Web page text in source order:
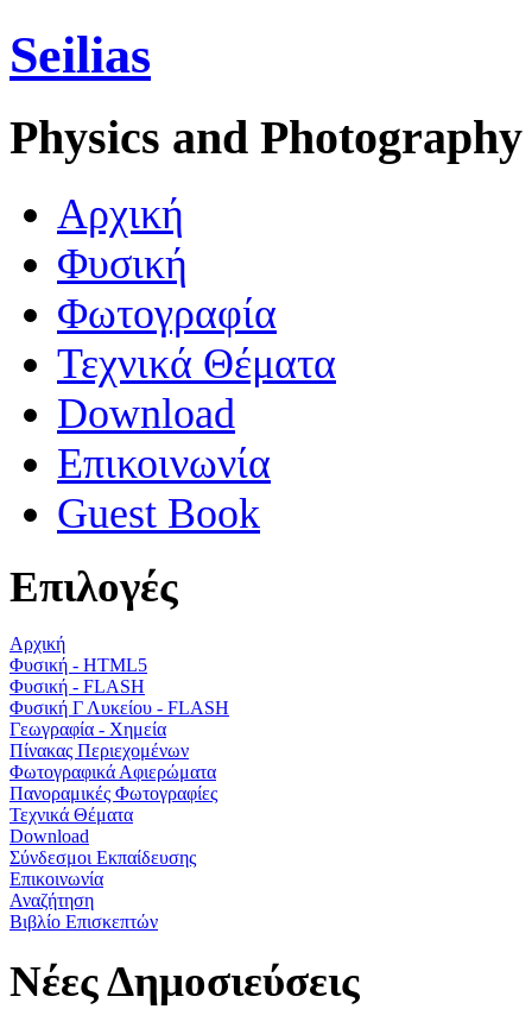
Seilias
Physics and Photography
Aρχική
Φυσική
Φωτογραφία
Τεχνικά Θέματα
Download
Επικοινωνία
Guest Book
Επιλογές
Αρχική
Φυσική - HTML5
Φυσική - FLASH
Φυσική Γ Λυκείου - FLASH
Γεωγραφία - Χημεία
Πίνακας Περιεχομένων
Φωτογραφικά Αφιερώματα
Πανοραμικές Φωτογραφίες
Τεχνικά Θέματα
Download
Σύνδεσμοι Εκπαίδευσης
Επικοινωνία
Αναζήτηση
Βιβλίο Επισκεπτών
Νέες Δημοσιεύσεις